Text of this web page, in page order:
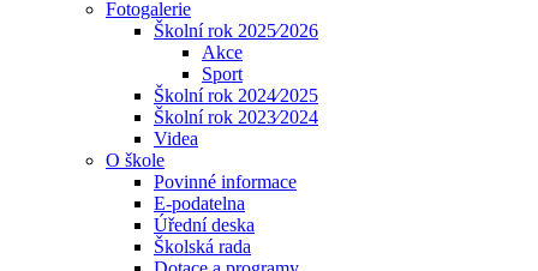
Fotogalerie
Školní rok 2025⁄2026
Akce
Sport
Školní rok 2024⁄2025
Školní rok 2023⁄2024
Videa
O škole
Povinné informace
E-podatelna
Úřední deska
Školská rada